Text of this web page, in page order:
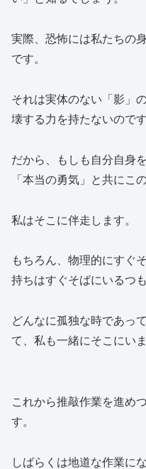
実際、恐怖には私たちの
です。
それは実体のない「影」
壊する力を持たないのです
だから、もしも自分自身
「本当の勇気」と共にこ
私はそこに伴走します。
もちろん、物理的にすぐ
持ちはすぐそばにいるつも
どんなに孤独な時であっ
て、私も一緒にそこにいま
これから推敲作業を進め
す。
しばらくは地道な作業に